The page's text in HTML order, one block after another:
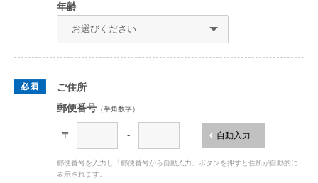
年齢
ご住所
郵便番号 （半角数字）
〒 - 自動入力
郵便番号を入力し「郵便番号から自動入力」ボタンを押すと住所が自動的に
表示されます。